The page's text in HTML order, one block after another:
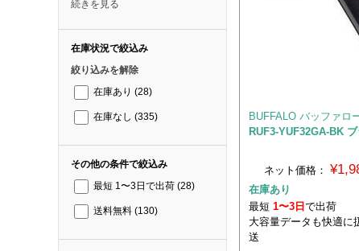
続きを見る
在庫状況で絞込み
絞り込みを解除
在庫あり (28)
在庫なし (335)
その他の条件で絞込み
最短 1〜3日で出荷 (28)
送料無料 (130)
BUFFALO バッファロ
RUF3-YUF32GA-BK
ネット価格：
在庫あり
最短 1〜3日 で出荷
大容量データも快適に
送